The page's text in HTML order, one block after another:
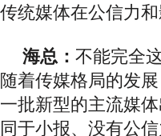
传统媒体在公信力
海总： 不能完全
随着传媒格局的发
一批新型的主流媒
同于小报、没有公